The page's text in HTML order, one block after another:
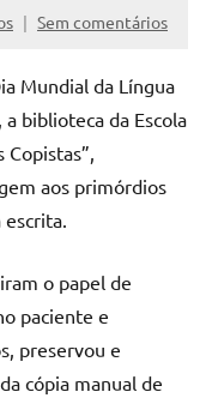
Sem comentários
Mundial da Língua
biblioteca da Escola
aos primórdios
o papel de
paciente e
preservou e
cópia manual de